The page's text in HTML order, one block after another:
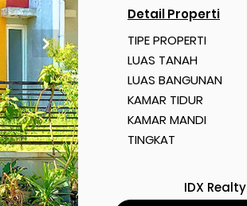
Detail Properti
TIPE PROPERTI
LUAS TANAH
LUAS BANGUNAN
KAMAR TIDUR
KAMAR MANDI
TINGKAT
IDX Realty